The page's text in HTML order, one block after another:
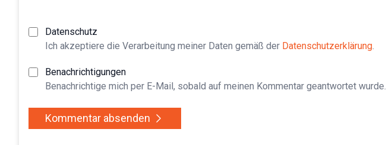
Datenschutz
Ich akzeptiere die Verarbeitung meiner Daten gemäß der Datenschutzerklärung.
Benachrichtigungen
Benachrichtige mich per E-Mail, sobald auf meinen Kommentar geantwortet wurde.
Kommentar absenden